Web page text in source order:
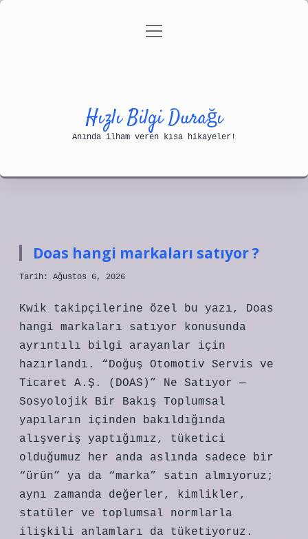
Gizlilik Politikası
menüyü
Hızlı Bilgi Durağı
Anında ilham veren kısa hikayeler!
Bilgi
Durağı
Yazılar
Doas hangi markaları satıyor ?
Tarih: Ağustos 6, 2026
Kwik takipçilerine özel bu yazı, Doas
hangi markaları satıyor konusunda
ayrıntılı bilgi arayanlar için
hazırlandı. “Doğuş Otomotiv Servis ve
Ticaret A.Ş. (DOAS)” Ne Satıyor —
Sosyolojik Bir Bakış Toplumsal
yapıların içinden bakıldığında
alışveriş yaptığımız, tüketici
olduğumuz her anda aslında sadece bir
“ürün” ya da “marka” satın almıyoruz;
aynı zamanda değerler, kimlikler,
statüler ve toplumsal normlarla
ilişkili anlamları da tüketiyoruz.